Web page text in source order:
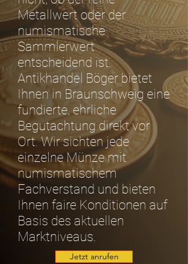
Metallwert oder der
numismatische
Sammlerwert
entscheidend ist.
Antikhandel Böger bietet
Ihnen in Braunschweig eine
fundierte, ehrliche
Begutachtung direkt vor
Ort. Wir sichten jede
einzelne Münze mit
numismatischem
Fachverstand und bieten
Ihnen faire Konditionen auf
Basis des aktuellen
Marktniveaus.
Jetzt anrufen